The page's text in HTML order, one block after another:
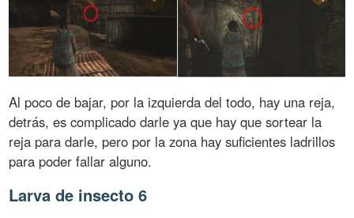
Al poco de bajar, por la izquierda del todo, hay una reja,
detrás, es complicado darle ya que hay que sortear la
reja para darle, pero por la zona hay suficientes ladrillos
para poder fallar alguno.
Larva de insecto 6